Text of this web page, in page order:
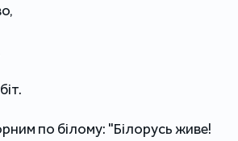
по білому: "Білорусь живе!